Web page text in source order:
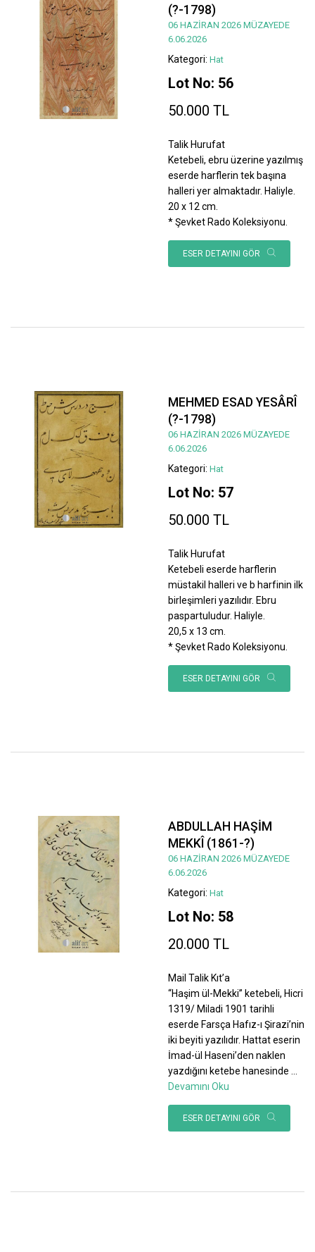
(?-1798)
06 HAZİRAN 2026 MÜZAYEDE
6.06.2026
Kategori: Hat
Lot No: 56
50.000 TL
Talik Hurufat
Ketebeli, ebru üzerine yazılmış
eserde harflerin tek başına
halleri yer almaktadır. Haliyle.
20 x 12 cm.
* Şevket Rado Koleksiyonu.
ESER DETAYINI GÖR
MEHMED ESAD YESÂRÎ
(?-1798)
06 HAZİRAN 2026 MÜZAYEDE
6.06.2026
Kategori: Hat
Lot No: 57
50.000 TL
Talik Hurufat
Ketebeli eserde harflerin
müstakil halleri ve b harfinin ilk
birleşimleri yazılıdır. Ebru
paspartuludur. Haliyle.
20,5 x 13 cm.
* Şevket Rado Koleksiyonu.
ESER DETAYINI GÖR
ABDULLAH HAŞİM
MEKKÎ (1861-?)
06 HAZİRAN 2026 MÜZAYEDE
6.06.2026
Kategori: Hat
Lot No: 58
20.000 TL
Mail Talik Kıt’a
“Haşim ül-Mekki” ketebeli, Hicri
1319/ Miladi 1901 tarihli
eserde Farsça Hafız-ı Şirazi’nin
iki beyiti yazılıdır. Hattat eserin
İmad-ül Haseni’den naklen
yazdığını ketebe hanesinde
Devamını Oku
ESER DETAYINI GÖR